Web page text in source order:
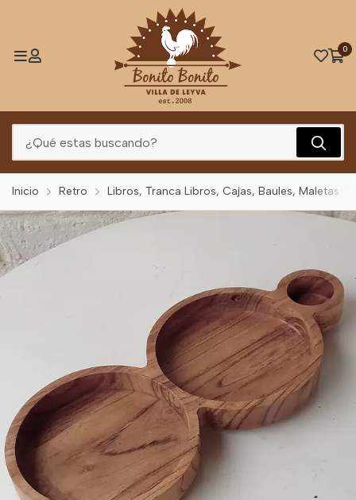
0
Inicio Retro Libros, Tranca Libros, Cajas, Baules, Maletas Y